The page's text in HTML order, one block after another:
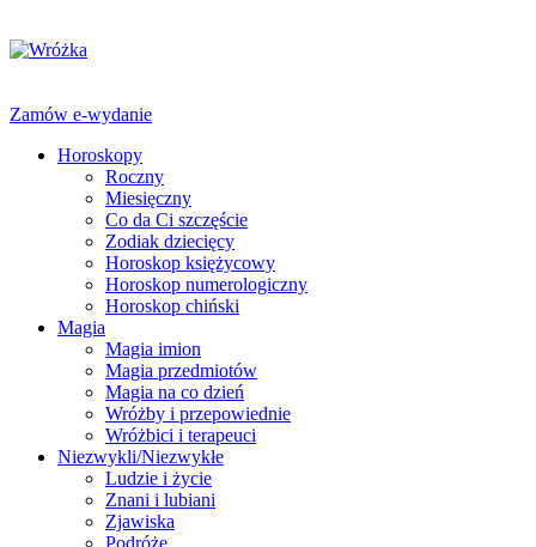
Zamów e-wydanie
Horoskopy
Roczny
Miesięczny
Co da Ci szczęście
Zodiak dziecięcy
Horoskop księżycowy
Horoskop numerologiczny
Horoskop chiński
Magia
Magia imion
Magia przedmiotów
Magia na co dzień
Wróżby i przepowiednie
Wróżbici i terapeuci
Niezwykli/Niezwykłe
Ludzie i życie
Znani i lubiani
Zjawiska
Podróże